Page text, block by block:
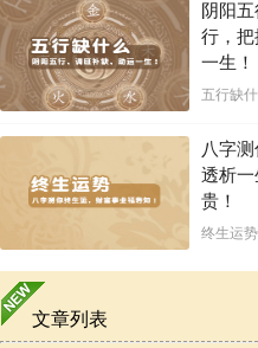
阴阳
行，
一生！
五行缺
八字
透析
贵！
终生运势
文章列表